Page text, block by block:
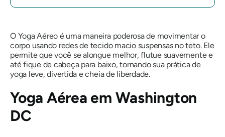
O Yoga Aéreo é uma maneira poderosa de movimentar o
corpo usando redes de tecido macio suspensas no teto. Ele
permite que você se alongue melhor, flutue suavemente e
até fique de cabeça para baixo, tornando sua prática de
yoga leve, divertida e cheia de liberdade.
Yoga Aérea em Washington
DC